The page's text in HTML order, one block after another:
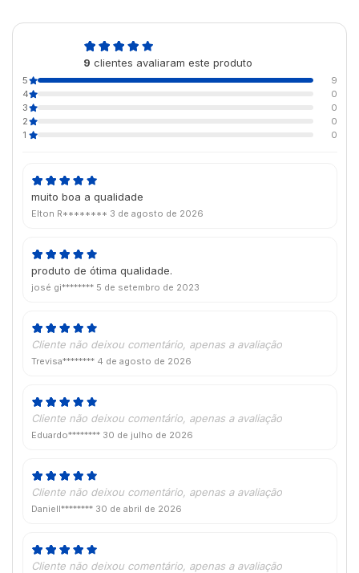
9 clientes avaliaram este produto
5
9
4
0
3
0
2
0
1
0
muito boa a qualidade
Elton R******** 3 de agosto de 2026
produto de ótima qualidade.
josé gi******** 5 de setembro de 2023
Cliente não deixou comentário, apenas a avaliação
Trevisa******** 4 de agosto de 2026
Cliente não deixou comentário, apenas a avaliação
Eduardo******** 30 de julho de 2026
Cliente não deixou comentário, apenas a avaliação
Daniell******** 30 de abril de 2026
Cliente não deixou comentário, apenas a avaliação